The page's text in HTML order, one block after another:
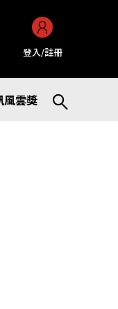
登入/註冊
風雲獎